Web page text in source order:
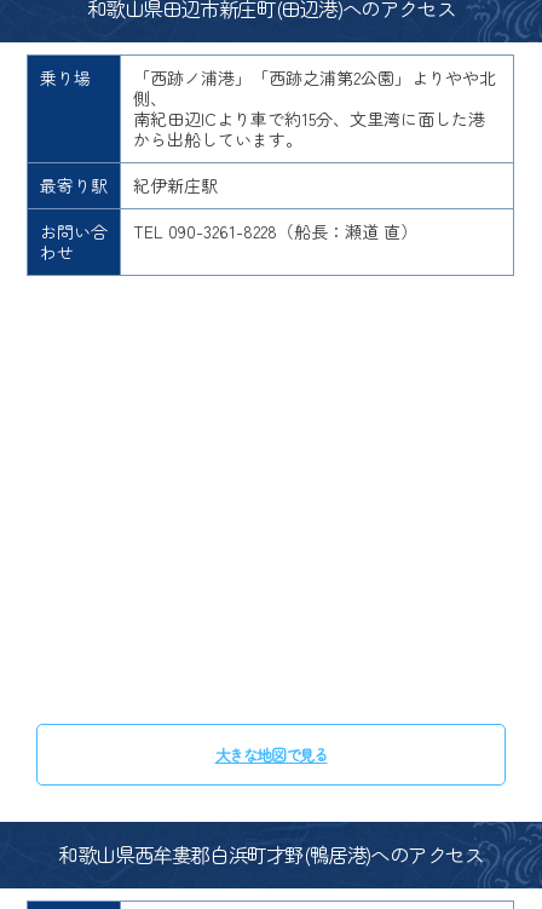
和歌山県田辺市新庄町(田辺港)へのアクセス
乗り場
「西跡ノ浦港」「西跡之浦第2公園」よりやや北
側、
南紀田辺ICより車で約15分、文里湾に面した港
から出船しています。
最寄り駅
紀伊新庄駅
お問い合
わせ
TEL 090-3261-8228（船長：瀬道 直）
大きな地図で見る
和歌山県西牟婁郡白浜町才野(鴨居港)へのアクセス